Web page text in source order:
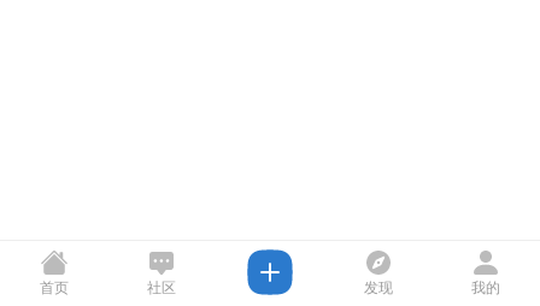
首页 社区 发现 我的